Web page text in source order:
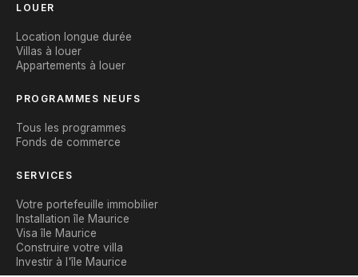
LOUER
Location longue durée
Villas à louer
Appartements à louer
PROGRAMMES NEUFS
Tous les programmes
Fonds de commerce
SERVICES
Votre portefeuille immobilier
Installation île Maurice
Visa île Maurice
Construire votre villa
Investir à l'île Maurice